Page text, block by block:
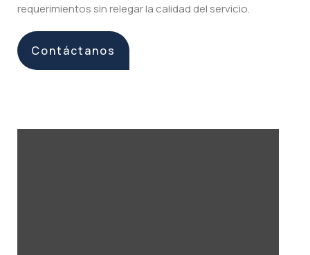
requerimientos sin relegar la calidad del servicio.
Contáctanos